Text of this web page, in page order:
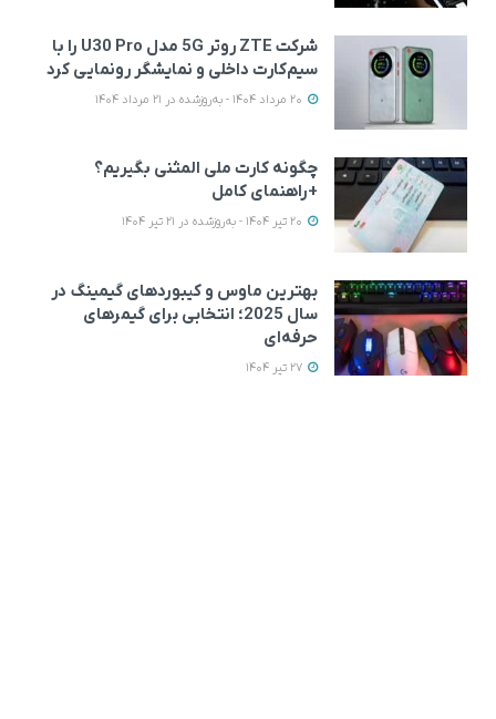
شرکت ZTE روتر 5G مدل U30 Pro را با
سیم‌کارت داخلی و نمایشگر رونمایی کرد
چگونه کارت ملی المثنی بگیریم؟
+راهنمای کامل
بهترین ماوس و کیبوردهای گیمینگ در
سال 2025؛ انتخابی برای گیمرهای
حرفه‌ای